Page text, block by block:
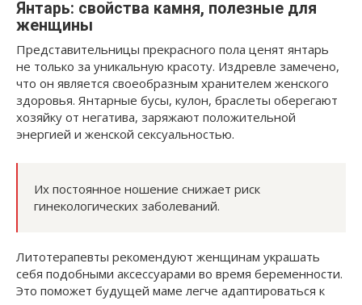
Янтарь: свойства камня, полезные для
женщины
Представительницы прекрасного пола ценят янтарь
не только за уникальную красоту. Издревле замечено,
что он является своеобразным хранителем женского
здоровья. Янтарные бусы, кулон, браслеты оберегают
хозяйку от негатива, заряжают положительной
энергией и женской сексуальностью.
Их постоянное ношение снижает риск
гинекологических заболеваний.
Литотерапевты рекомендуют женщинам украшать
себя подобными аксессуарами во время беременности.
Это поможет будущей маме легче адаптироваться к